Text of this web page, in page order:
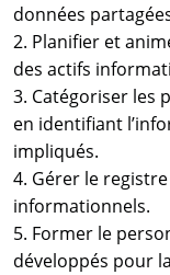
données
2. Planifier et
des actifs
3. Catégoriser les
en identifiant
impliqués.
4. Gérer le
informationnels.
5. Former le
développés pour